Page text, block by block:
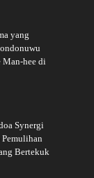
yang
Man-hee di
Synergi
Bertekuk